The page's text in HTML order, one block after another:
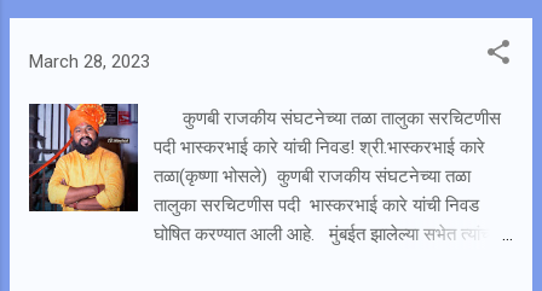
केळकर, प्राजक्ता राऊत, समिक्षा सपकाळ, लक्ष्मी दिवेकर,
भारती साळवी आणि काकडशेत गावचे माजी अध्यक्ष अंकुश
राऊत अपंग लाभार्थी बंधू भगिनी मोठ्या संख्येने उपस्थित
होते. या ग्रा. पं. हद्दीतील 26 लाभार्थींना याचा फायदा होणार
आहे. यामुळे या दिव्यांग बंधू भगिनी यांचे चेहरयावरील हसु
March 28, 2023
कुणबी राजकीय संघटनेच्या तळा तालुका सरचिटणीस
पदी भास्करभाई कारे यांची निवड! श्री.भास्करभाई कारे
तळा(कृष्णा भोसले) कुणबी राजकीय संघटनेच्या तळा
तालुका सरचिटणीस पदी भास्करभाई कारे यांची निवड
घोषित करण्यात आली आहे. मुंबईत झालेल्या सभेत त्यांच्या